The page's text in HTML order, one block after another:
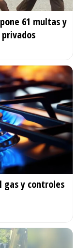
61 multas y
gas y controles